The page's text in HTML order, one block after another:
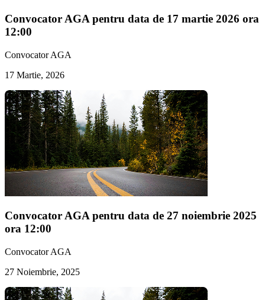
Convocator AGA pentru data de 17 martie 2026 ora
12:00
Convocator AGA
17 Martie, 2026
Convocator AGA pentru data de 27 noiembrie 2025
ora 12:00
Convocator AGA
27 Noiembrie, 2025